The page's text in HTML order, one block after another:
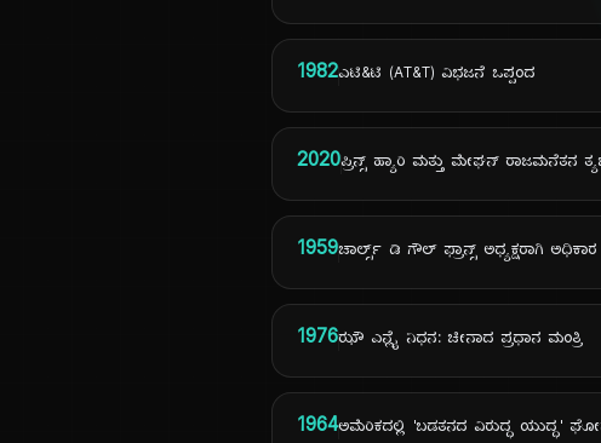
1982ಎಟಿ&ಟಿ (AT&T) ವಿಭಜನೆ ಒಪ್ಪಂದ
2020ಪ್ರಿನ್ಸ್ ಹ್ಯಾರಿ ಮತ್ತು ಮೇಘನ್ ರಾಜಮನೆತನ
1959ಚಾರ್ಲ್ಸ್ ಡಿ ಗೌಲ್ ಫ್ರಾನ್ಸ್ ಅಧ್ಯಕ್ಷರಾಗಿ ಅಧಿಕಾರ
1976ಝೌ ಎನ್ಲೈ ನಿಧನ: ಚೀನಾದ ಪ್ರಧಾನ ಮಂತ್ರಿ
1964ಅಮೆರಿಕದಲ್ಲಿ 'ಬಡತನದ ವಿರುದ್ಧ ಯುದ್ಧ'